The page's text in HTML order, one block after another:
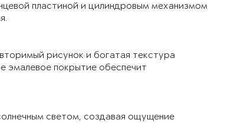
пластиной и цилиндровым механизмом
рисунок и богатая текстура
эмалевое покрытие обеспечит
светом, создавая ощущение